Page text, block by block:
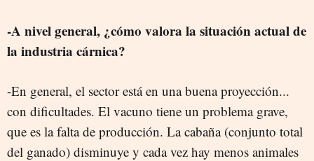
-A nivel general, ¿cómo valora la situación actual de
la industria cárnica?
-En general, el sector está en una buena proyección...
con dificultades. El vacuno tiene un problema grave,
que es la falta de producción. La cabaña (conjunto total
del ganado) disminuye y cada vez hay menos animales